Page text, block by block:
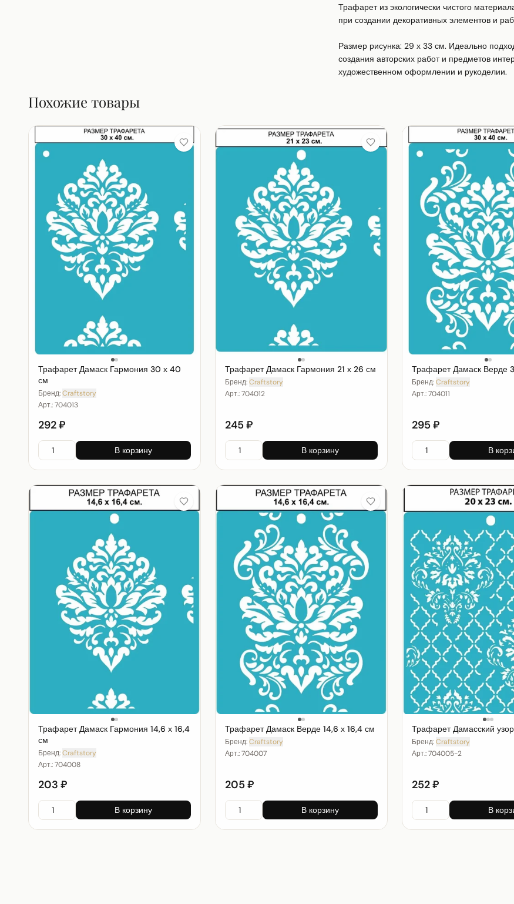
Трафарет из экологически чистого
при создании декоративных элементов и
Размер рисунка: 29 х 33 см. Идеально
создания авторских работ и предметов
художественном оформлении и рукоделии.
Похожие товары
Трафарет Дамаск Гармония 30 х 40
см
Бренд:Craftstory
Арт.:704013
292 ₽
В корзину
Трафарет Дамаск Гармония 21 х 26 см
Бренд:Craftstory
Арт.:704012
245 ₽
В корзину
Трафарет Дамаск Верде
Бренд:Craftstory
Арт.:704011
295 ₽
В
Трафарет Дамаск Гармония 14,6 х 16,4
см
Бренд:Craftstory
Арт.:704008
203 ₽
В корзину
Трафарет Дамаск Верде 14,6 х 16,4 см
Бренд:Craftstory
Арт.:704007
205 ₽
В корзину
Трафарет Дамасский узор
Бренд:Craftstory
Арт.:704005-2
252 ₽
В